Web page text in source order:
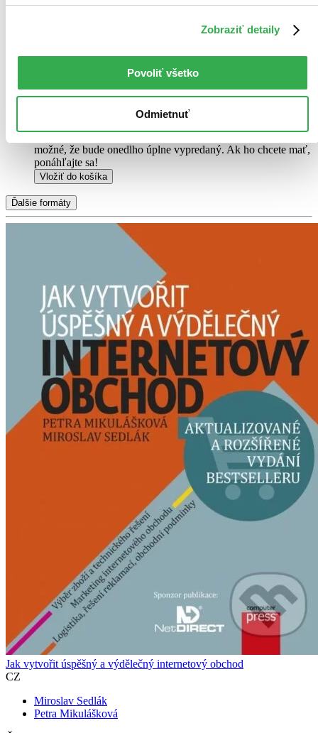
Zobraziť detaily
Povoliť všetko
Odmietnuť
mierne opotrebovaná
Na tejto knihe už síce poznať, že ju niekto
to akokoľvek znižovalo zážitok z jej obsahu. Knihu sme
označili nálepkou, ktorá môže na niektorých obaloch
9,40 €
možné, že bude onedlho úplne vypredaný. Ak ho chcete mať,
ponáhľajte sa!
Vložiť do košíka
Ďalšie formáty
Jak vytvořit úspěšný a výdělečný internetový obchod
CZ
Miroslav Sedlák
Petra Mikulášková